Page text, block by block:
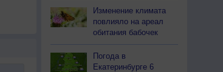
Изменение климата
повлияло на ареал
обитания бабочек
Погода в
Екатеринбурге 6